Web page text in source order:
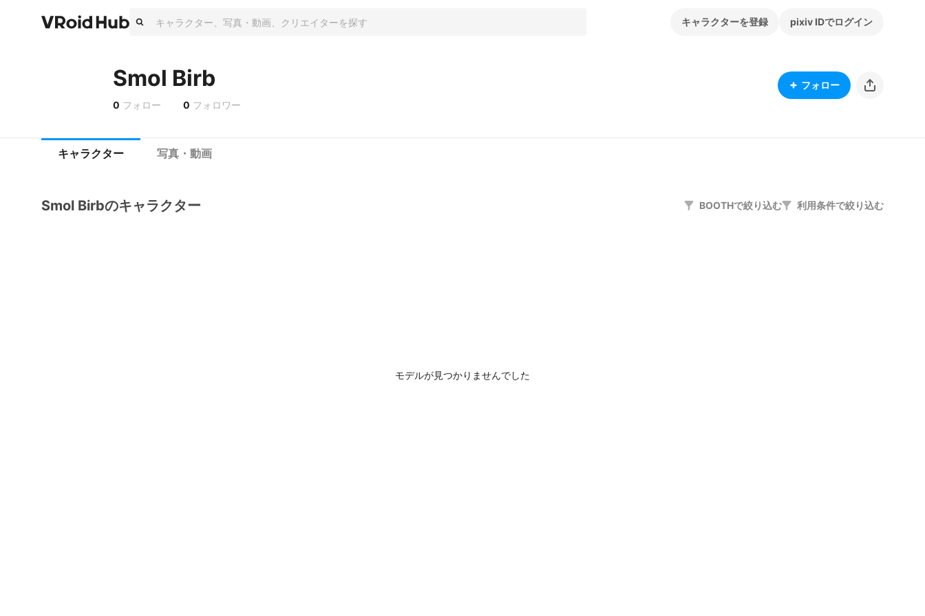
キャラクターを登録 pixiv IDでログイン
Smol Birb
0 フォロー 0 フォロワー
フォロー
キャラクター 写真・動画
Smol Birbのキャラクター BOOTHで絞り込む 利用条件で絞り込む
モデルが見つかりませんでした